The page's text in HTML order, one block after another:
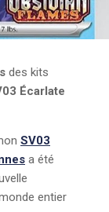
des kits
Écarlate
SV03
a été
entier